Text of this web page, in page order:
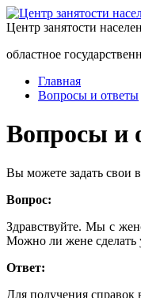
Центр занятости
областное
Главная
Вопросы и ответы
Вопросы и
Вы можете задать свои
Вопрос:
Здравствуйте. Мы с
Можно ли жене сделать
Ответ:
Для получения справок